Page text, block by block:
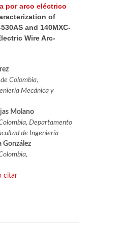
por arco eléctrico
of
and 140MXC-
Wire Arc-
Colombia,
Mecánica y
Molano
Departamento
de Ingeniería
González
citar